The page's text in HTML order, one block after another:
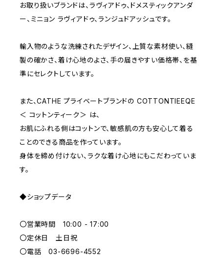
E70
YELLOW
PURPLE
BLUE
ORANGE
GRAY
5000~
お取り扱いブランドは、ラヴィアドゥ、ドメスティックアンダ
ー、ミニョン ラヴィアドゥ、ランジュドアッシュです。
輸入物のような洗練されたデザイン、上質な素材使い、縫
製の確かさ、着け心地のよさ、手の届きやすい価格帯、を基
準にセレクトしています。
また、CATHE プライベートブランドの COTTONTIEEQE
＜ コットンティーク＞ は、
お肌にふれる側はコットンで、敏感肌の方も安心して着る
ことのできる商品を作っています。
身体を締め付けない、ラクな着け心地にもこだわっていま
す。
◆ショップデータ
〇営業時間 10:00 - 17:00
〇定休日 土日祝
〇電話 03-6696-4552